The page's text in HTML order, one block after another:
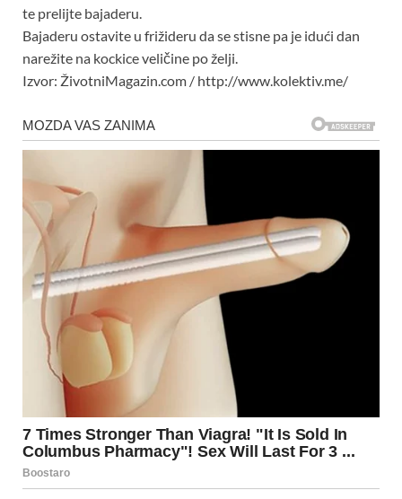
te prelijte bajaderu.
Bajaderu ostavite u frižideru da se stisne pa je idući dan
narežite na kockice veličine po želji.
Izvor: ŽivotniMagazin.com / http://www.kolektiv.me/